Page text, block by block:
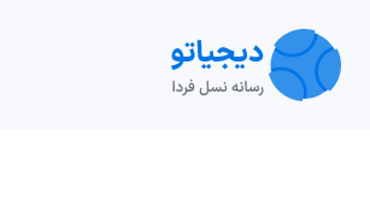
تکنولوژی خودرو